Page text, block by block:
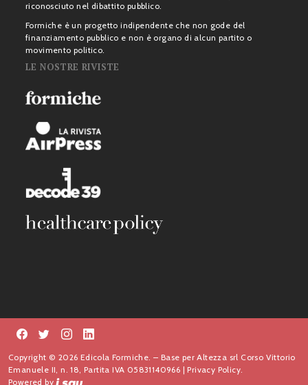
riconosciuto nel dibattito pubblico.
Formiche è un progetto indipendente che non gode del
finanziamento pubblico e non è organo di alcun partito o
movimento politico.
LE NOSTRE RIVISTE
Copyright © 2026 Edicola Formiche. – Base per Altezza srl Corso Vittorio
Emanuele II, n. 18, Partita IVA 05831140966 |Privacy Policy.
Powered by